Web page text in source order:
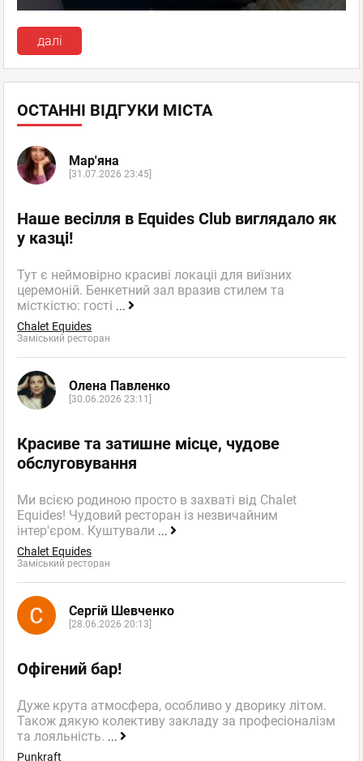
далі
ОСТАННІ ВІДГУКИ МІСТА
Мар'яна
[31.07.2026 23:45]
Наше весілля в Equides Club виглядало як
у казці!
Тут є неймовірно красиві локаціі для виїзних
церемоній. Бенкетний зал вразив стилем та
місткістю: гості ...
Chalet Equides
Заміський ресторан
Олена Павленко
[30.06.2026 23:11]
Красиве та затишне місце, чудове
обслуговування
Ми всією родиною просто в захваті від Chalet
Equides! Чудовий ресторан із незвичайним
інтер'єром. Куштували ...
Chalet Equides
Заміський ресторан
Сергій Шевченко
[28.06.2026 20:13]
Офігений бар!
Дуже крута атмосфера, особливо у дворику літом.
Також дякую колективу закладу за професіоналізм
та лояльність. ...
Punkraft